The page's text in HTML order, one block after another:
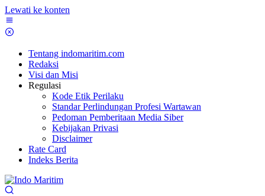
Lewati ke konten
Tentang indomaritim.com
Redaksi
Visi dan Misi
Regulasi
Kode Etik Perilaku
Standar Perlindungan Profesi Wartawan
Pedoman Pemberitaan Media Siber
Kebijakan Privasi
Disclaimer
Rate Card
Indeks Berita